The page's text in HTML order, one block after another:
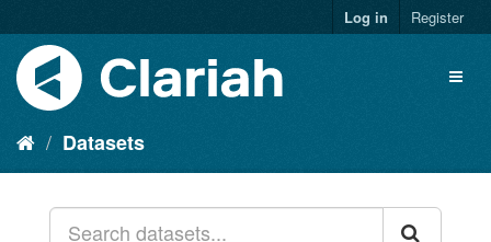
Log in Register
Datasets